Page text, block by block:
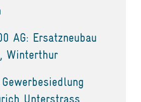
AG: Ersatzneubau
Winterthur
Unterstrass